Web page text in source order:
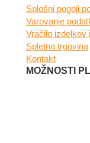
Splošni pogoji
Varovanje
Vračilo izdelkov
Spletna trgovina
Kontakt
MOŽNOSTI